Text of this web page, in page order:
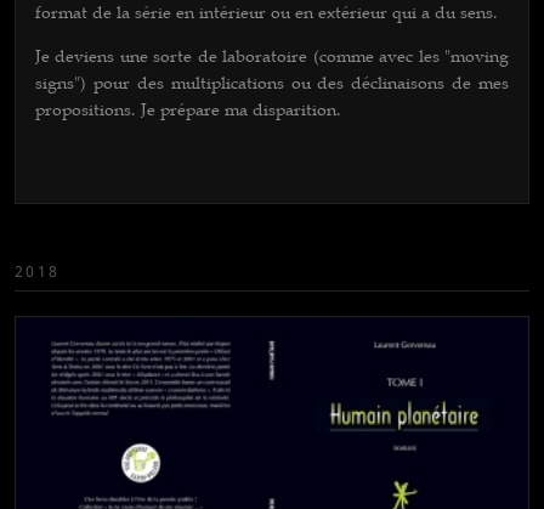
format de la série en intérieur ou en extérieur qui a du sens.
Je deviens une sorte de laboratoire (comme avec les "moving
signs") pour des multiplications ou des déclinaisons de mes
propositions. Je prépare ma disparition.
2018